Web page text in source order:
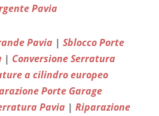
Pavia
Pavia |Sblocco Porte
| Conversione Serratura
a cilindro europeo
Porte Garage
Pavia |Riparazione